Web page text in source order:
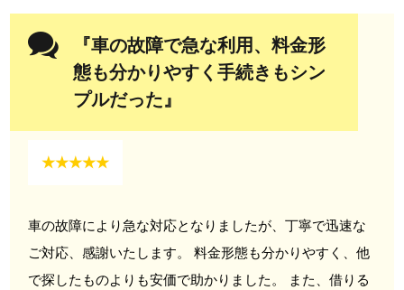
『車の故障で急な利用、料金形
態も分かりやすく手続きもシン
プルだった』
★★★★★
車の故障により急な対応となりましたが、丁寧で迅速な
ご対応、感謝いたします。 料金形態も分かりやすく、他
で探したものよりも安価で助かりました。 また、借りる